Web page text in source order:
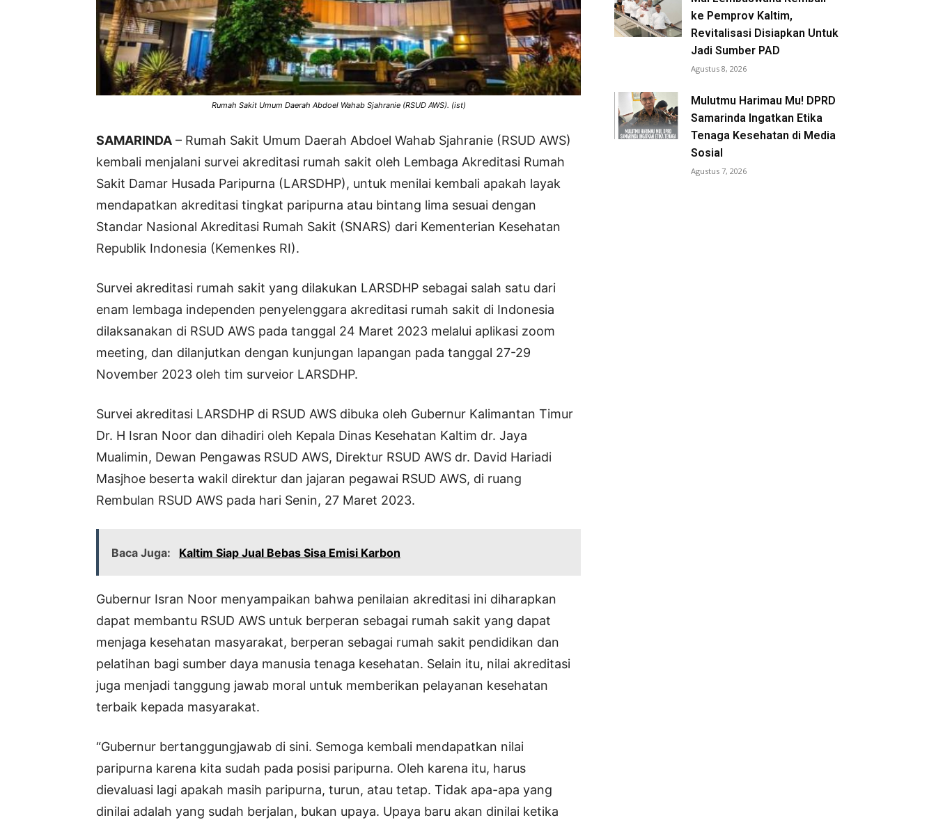
Rumah Sakit Umum Daerah Abdoel Wahab Sjahranie (RSUD AWS). (ist)
SAMARINDA – Rumah Sakit Umum Daerah Abdoel Wahab Sjahranie (RSUD AWS)
kembali menjalani survei akreditasi rumah sakit oleh Lembaga Akreditasi Rumah
Sakit Damar Husada Paripurna (LARSDHP), untuk menilai kembali apakah layak
mendapatkan akreditasi tingkat paripurna atau bintang lima sesuai dengan
Standar Nasional Akreditasi Rumah Sakit (SNARS) dari Kementerian Kesehatan
Republik Indonesia (Kemenkes RI).
Survei akreditasi rumah sakit yang dilakukan LARSDHP sebagai salah satu dari
enam lembaga independen penyelenggara akreditasi rumah sakit di Indonesia
dilaksanakan di RSUD AWS pada tanggal 24 Maret 2023 melalui aplikasi zoom
meeting, dan dilanjutkan dengan kunjungan lapangan pada tanggal 27-29
November 2023 oleh tim surveior LARSDHP.
Survei akreditasi LARSDHP di RSUD AWS dibuka oleh Gubernur Kalimantan Timur
Dr. H Isran Noor dan dihadiri oleh Kepala Dinas Kesehatan Kaltim dr. Jaya
Mualimin, Dewan Pengawas RSUD AWS, Direktur RSUD AWS dr. David Hariadi
Masjhoe beserta wakil direktur dan jajaran pegawai RSUD AWS, di ruang
Rembulan RSUD AWS pada hari Senin, 27 Maret 2023.
Baca Juga: Kaltim Siap Jual Bebas Sisa Emisi Karbon
Gubernur Isran Noor menyampaikan bahwa penilaian akreditasi ini diharapkan
dapat membantu RSUD AWS untuk berperan sebagai rumah sakit yang dapat
menjaga kesehatan masyarakat, berperan sebagai rumah sakit pendidikan dan
pelatihan bagi sumber daya manusia tenaga kesehatan. Selain itu, nilai akreditasi
juga menjadi tanggung jawab moral untuk memberikan pelayanan kesehatan
terbaik kepada masyarakat.
“Gubernur bertanggungjawab di sini. Semoga kembali mendapatkan nilai
paripurna karena kita sudah pada posisi paripurna. Oleh karena itu, harus
dievaluasi lagi apakah masih paripurna, turun, atau tetap. Tidak apa-apa yang
dinilai adalah yang sudah berjalan, bukan upaya. Upaya baru akan dinilai ketika
ke Pemprov Kaltim,
Revitalisasi Disiapkan Untuk
Jadi Sumber PAD
Agustus 8, 2026
Mulutmu Harimau Mu! DPRD
Samarinda Ingatkan Etika
Tenaga Kesehatan di Media
Sosial
Agustus 7, 2026